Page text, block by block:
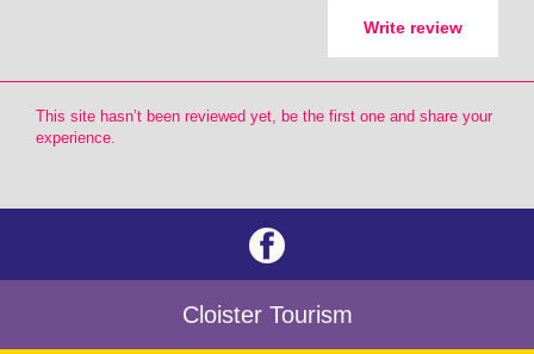
Write review
This site hasn’t been reviewed yet, be the first one and share your
experience.
Cloister Tourism